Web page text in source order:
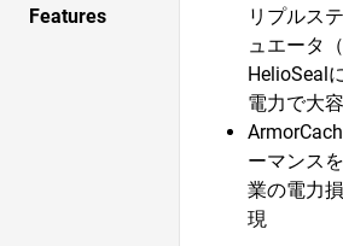
Features
リプルス
ュエータ
HelioSeal
電力で大
ーマンス
業の電力
現